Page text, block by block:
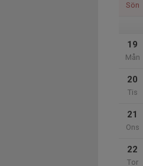
Sön
19
Mån
20
Tis
21
Ons
22
Tor